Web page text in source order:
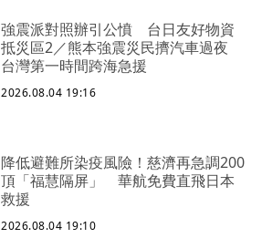
強震派對照辦引公憤 台日友好物資
抵災區2／熊本強震災民擠汽車過夜
台灣第一時間跨海急援
2026.08.04 19:16
降低避難所染疫風險！慈濟再急調200
頂「福慧隔屏」 華航免費直飛日本
救援
2026.08.04 19:10